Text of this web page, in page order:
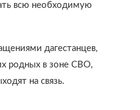
всю необходимую
дагестанцев,
родных в зоне СВО,
на связь.